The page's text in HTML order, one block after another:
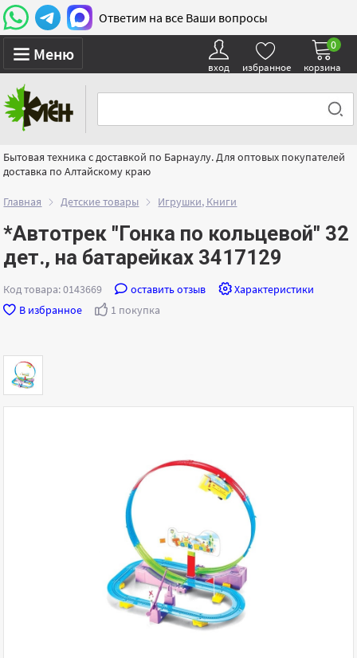
Ответим на все Ваши вопросы
Меню
вход избранное корзина
0
Бытовая техника с доставкой по Барнаулу. Для оптовых покупателей
доставка по Алтайскому краю
Главная Детские товары Игрушки, Книги
*Автотрек "Гонка по кольцевой" 32
дет., на батарейках 3417129
Код товара: 0143669 оставить отзыв
Характеристики
В избранное
1 покупка